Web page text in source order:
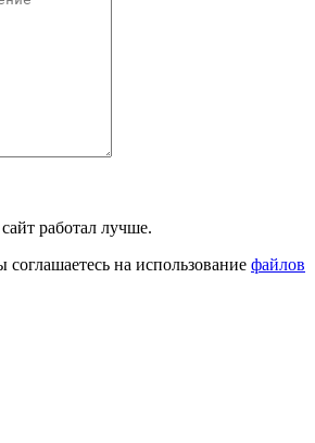
работал лучше.
соглашаетесь на использование файлов